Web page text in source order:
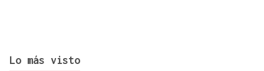
Lo más visto